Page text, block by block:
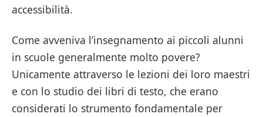
accessibilità.
Come avveniva l’insegnamento ai piccoli alunni
in scuole generalmente molto povere?
Unicamente attraverso le lezioni dei loro maestri
e con lo studio dei libri di testo, che erano
considerati lo strumento fondamentale per